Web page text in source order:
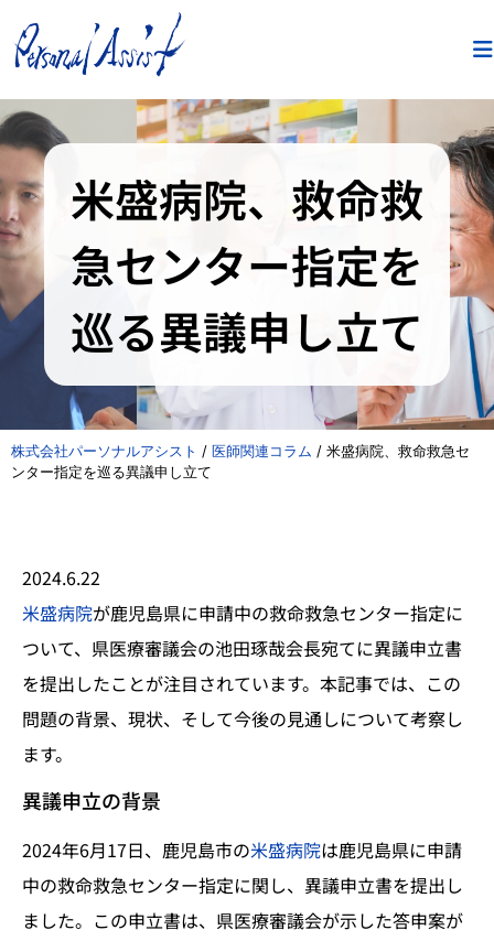
米盛病院、救命救
急センター指定を
巡る異議申し立て
株式会社パーソナルアシスト / 医師関連コラム / 米盛病院、救命救急セ
ンター指定を巡る異議申し立て
2024.6.22
米盛病院が鹿児島県に申請中の救命救急センター指定に
ついて、県医療審議会の池田琢哉会長宛てに異議申立書
を提出したことが注目されています。本記事では、この
問題の背景、現状、そして今後の見通しについて考察し
ます。
異議申立の背景
2024年6月17日、鹿児島市の米盛病院は鹿児島県に申請
中の救命救急センター指定に関し、異議申立書を提出し
ました。この申立書は、県医療審議会が示した答申案が